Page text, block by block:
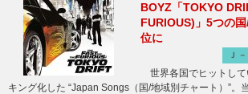
BOYZ「TOKYO
FURIOUS)」5つの
位に
Ｊ
世界各国でヒットして
キング化した “Japan Songs（国/地域別チャート）”。